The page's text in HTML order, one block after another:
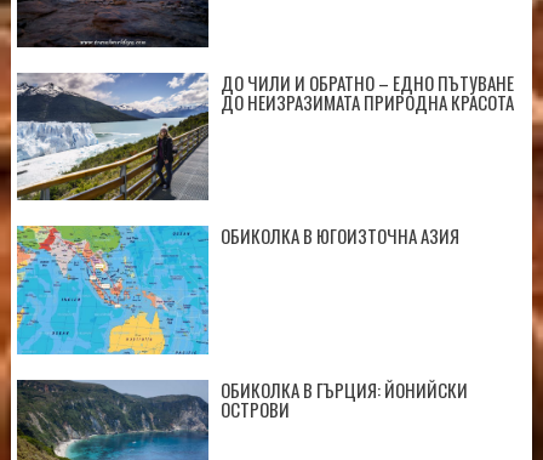
ДО ЧИЛИ И ОБРАТНО – ЕДНО ПЪТУВАНЕ
ДО НЕИЗРАЗИМАТА ПРИРОДНА КРАСОТА
ОБИКОЛКА В ЮГОИЗТОЧНА АЗИЯ
ОБИКОЛКА В ГЪРЦИЯ: ЙОНИЙСКИ
ОСТРОВИ